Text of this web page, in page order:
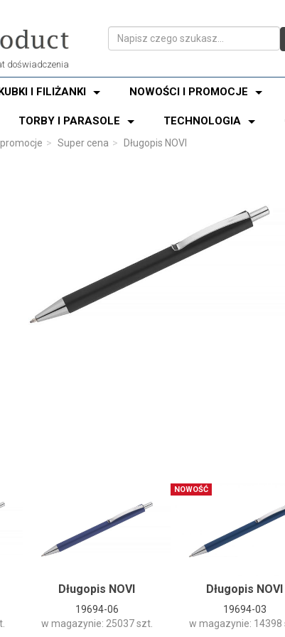
doświadczenia
I FILIŻANKI NOWOŚCI I PROMOCJE
TORBY I PARASOLE TECHNOLOGIA
Super cena Długopis NOVI
Długopis NOVI
19694-06
w magazynie: 25037 szt.
NOWOŚĆ
Długopis NOVI
19694-03
w magazynie: 14398